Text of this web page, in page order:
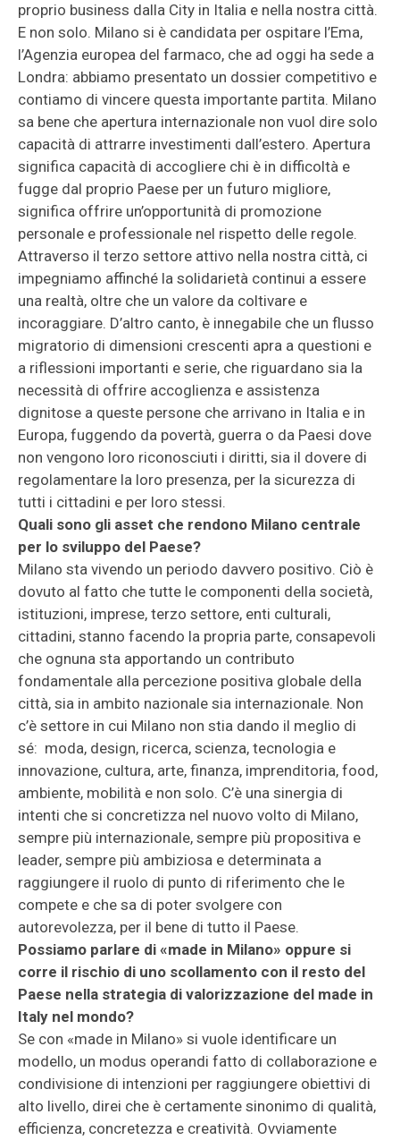
proprio business dalla City in Italia e nella nostra città.
E non solo. Milano si è candidata per ospitare l’Ema,
l’Agenzia europea del farmaco, che ad oggi ha sede a
Londra: abbiamo presentato un dossier competitivo e
contiamo di vincere questa importante partita. Milano
sa bene che apertura internazionale non vuol dire solo
capacità di attrarre investimenti dall’estero. Apertura
significa capacità di accogliere chi è in difficoltà e
fugge dal proprio Paese per un futuro migliore,
significa offrire un’opportunità di promozione
personale e professionale nel rispetto delle regole.
Attraverso il terzo settore attivo nella nostra città, ci
impegniamo affinché la solidarietà continui a essere
una realtà, oltre che un valore da coltivare e
incoraggiare. D’altro canto, è innegabile che un flusso
migratorio di dimensioni crescenti apra a questioni e
a riflessioni importanti e serie, che riguardano sia la
necessità di offrire accoglienza e assistenza
dignitose a queste persone che arrivano in Italia e in
Europa, fuggendo da povertà, guerra o da Paesi dove
non vengono loro riconosciuti i diritti, sia il dovere di
regolamentare la loro presenza, per la sicurezza di
tutti i cittadini e per loro stessi.
Quali sono gli asset che rendono Milano centrale
per lo sviluppo del Paese?
Milano sta vivendo un periodo davvero positivo. Ciò è
dovuto al fatto che tutte le componenti della società,
istituzioni, imprese, terzo settore, enti culturali,
cittadini, stanno facendo la propria parte, consapevoli
che ognuna sta apportando un contributo
fondamentale alla percezione positiva globale della
città, sia in ambito nazionale sia internazionale. Non
c’è settore in cui Milano non stia dando il meglio di
sé: moda, design, ricerca, scienza, tecnologia e
innovazione, cultura, arte, finanza, imprenditoria, food,
ambiente, mobilità e non solo. C’è una sinergia di
intenti che si concretizza nel nuovo volto di Milano,
sempre più internazionale, sempre più propositiva e
leader, sempre più ambiziosa e determinata a
raggiungere il ruolo di punto di riferimento che le
compete e che sa di poter svolgere con
autorevolezza, per il bene di tutto il Paese.
Possiamo parlare di «made in Milano» oppure si
corre il rischio di uno scollamento con il resto del
Paese nella strategia di valorizzazione del made in
Italy nel mondo?
Se con «made in Milano» si vuole identificare un
modello, un modus operandi fatto di collaborazione e
condivisione di intenzioni per raggiungere obiettivi di
alto livello, direi che è certamente sinonimo di qualità,
efficienza, concretezza e creatività. Ovviamente